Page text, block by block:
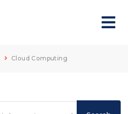
Cloud Computing